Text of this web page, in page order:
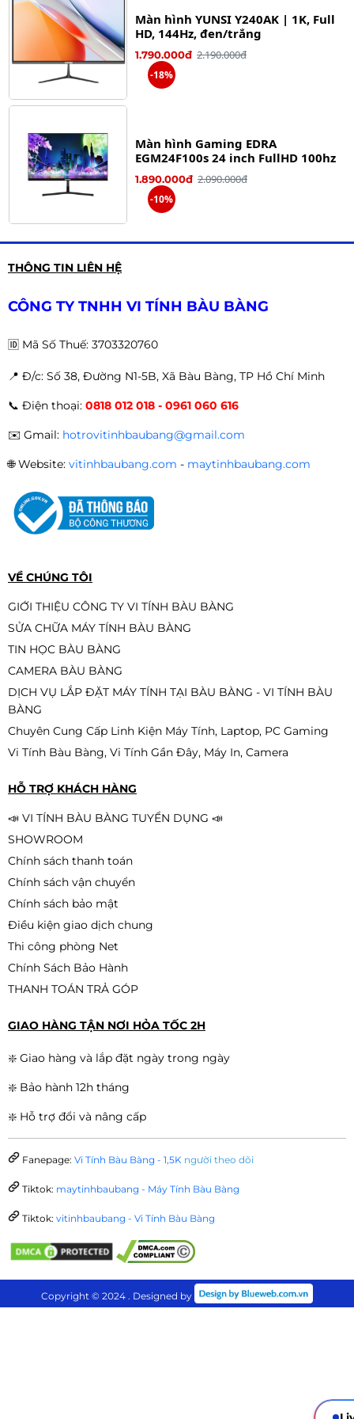
Màn hình YUNSI Y240AK | 1K, Full
HD, 144Hz, đen/trắng
1.790.000đ 2.190.000đ
-18%
Màn hình Gaming EDRA
EGM24F100s 24 inch FullHD 100hz
1.890.000đ 2.090.000đ
-10%
1.650.000đ 1.990.000đ
inch, Full HD, IPS, 100Hz
1.790.000đ 2.290.000đ
Màn hình Gaming E-DRA
EGM24F100s 24 inch FullHD 100hz
-9%
-9%
2.190.000đ
THÔNG TIN LIÊN HỆ
CÔNG TY TNHH VI TÍNH BÀU BÀNG
🆔 Mã Số Thuế: 3703320760
📍 Đ/c: Số 38, Đường N1-5B, Xã Bàu Bàng, TP Hồ Chí Minh
📞 Điện thoại: 0818 012 018 - 0961 060 616
✉️ Gmail: hotrovitinhbaubang@gmail.com
🌐Website: vitinhbaubang.com - maytinhbaubang.com
VỀ CHÚNG TÔI
GIỚI THIỆU CÔNG TY VI TÍNH BÀU BÀNG
SỬA CHỮA MÁY TÍNH BÀU BÀNG
TIN HỌC BÀU BÀNG
CAMERA BÀU BÀNG
DỊCH VỤ LẮP ĐẶT MÁY TÍNH TẠI BÀU BÀNG - VI TÍNH BÀU
BÀNG
Chuyên Cung Cấp Linh Kiện Máy Tính, Laptop, PC Gaming
Vi Tính Bàu Bàng, Vi Tính Gần Đây, Máy In, Camera
HỖ TRỢ KHÁCH HÀNG
📣 VI TÍNH BÀU BÀNG TUYỂN DỤNG 📣
SHOWROOM
Chính sách thanh toán
Chính sách vận chuyển
Chính sách bảo mật
Điều kiện giao dịch chung
Thi công phòng Net
Chính Sách Bảo Hành
THANH TOÁN TRẢ GÓP
GIAO HÀNG TẬN NƠI HỎA TỐC 2H
❇️ Giao hàng và lắp đặt ngày trong ngày
❇️ Bảo hành 12h tháng
❇️ Hỗ trợ đổi và nâng cấp
Fanepage: Vi Tính Bàu Bàng - 1,5K người theo dõi
Tiktok: maytinhbaubang - Máy Tính Bàu Bàng
Tiktok: vitinhbaubang - Vi Tính Bàu Bàng
Copyright © 2024 . Designed by